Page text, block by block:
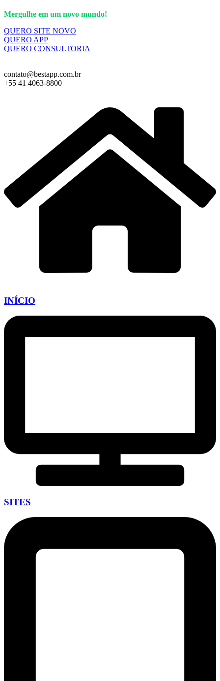
Mergulhe em um novo mundo!
QUERO SITE NOVO
QUERO APP
QUERO CONSULTORIA
contato@bestapp.com.br
+55 41 4063-8800
INÍCIO
SITES